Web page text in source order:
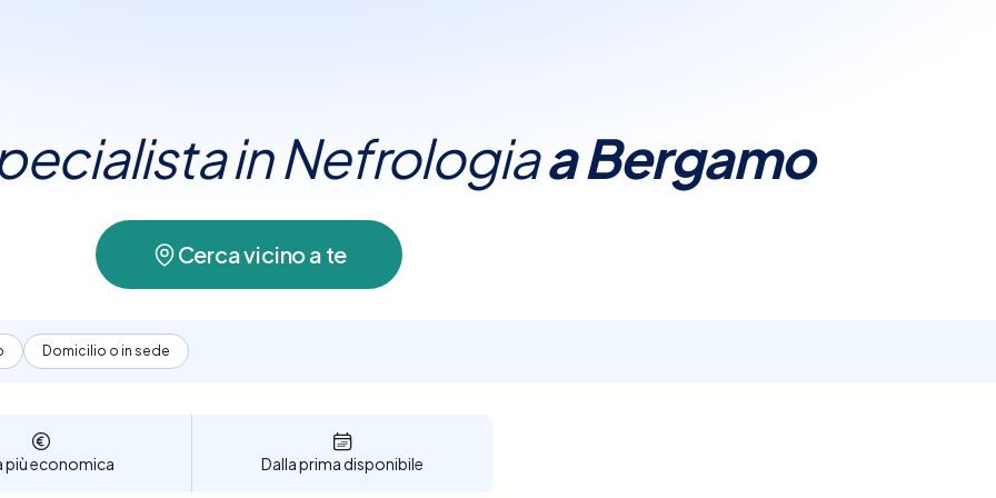
in NefrologiaaBergamo
Cerca vicino a te
Domicilio o in sede
più economica Dalla prima disponibile